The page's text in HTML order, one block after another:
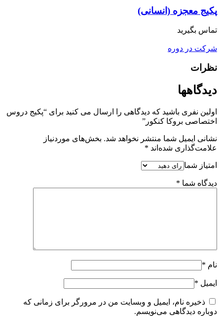
پکیج معجزه (انسانی)
تماس بگیرید
شرکت در دوره
نظرات
دیدگاهها
اولین نفری باشید که دیدگاهی را ارسال می کنید برای “پکیج دروس
اختصاصی بروکا کنکور”
نشانی ایمیل شما منتشر نخواهد شد. بخش‌های موردنیاز
علامت‌گذاری شده‌اند *
امتیاز شما
دیدگاه شما *
نام *
ایمیل *
ذخیره نام، ایمیل و وبسایت من در مرورگر برای زمانی که
دوباره دیدگاهی می‌نویسم.